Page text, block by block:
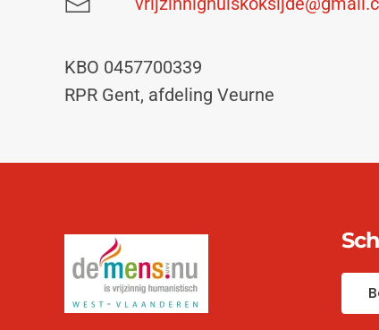
KBO 0457700339
RPR Gent, afdeling Veurne